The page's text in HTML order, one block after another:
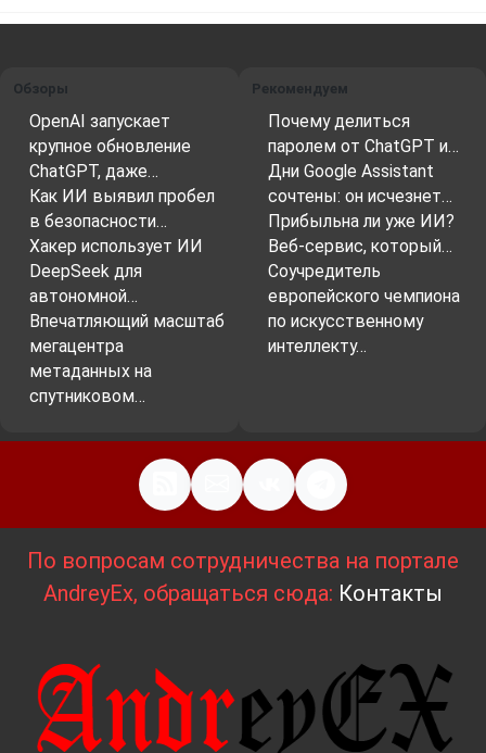
Обзоры
OpenAI запускает
крупное обновление
ChatGPT, даже…
Как ИИ выявил пробел
в безопасности…
Хакер использует ИИ
DeepSeek для
автономной…
Впечатляющий масштаб
мегацентра
метаданных на
спутниковом…
Рекомендуем
Почему делиться
паролем от ChatGPT и…
Дни Google Assistant
сочтены: он исчезнет…
Прибыльна ли уже ИИ?
Веб-сервис, который…
Соучредитель
европейского чемпиона
по искусственному
интеллекту…
По вопросам сотрудничества на портале
AndreyEx, обращаться сюда: Контакты